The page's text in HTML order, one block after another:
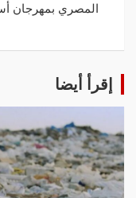
المصري بمهرجان
إقرأ أيضا